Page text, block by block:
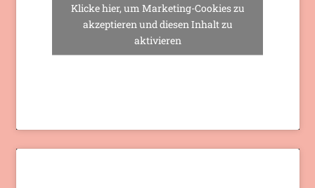
Klicke hier, um Marketing-Cookies zu
akzeptieren und diesen Inhalt zu
aktivieren